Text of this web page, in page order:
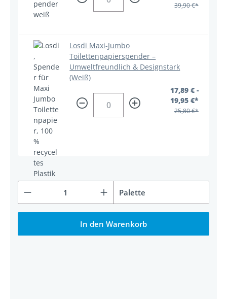
39,90 €*
Losdi Maxi-Jumbo
Toilettenpapierspender –
Umweltfreundlich & Designstark
(Weiß)
17,89 € -
19,95 €*
25,80 €*
Produkt Anzahl: Gib den gewünschten Wert
Palette
In den Warenkorb